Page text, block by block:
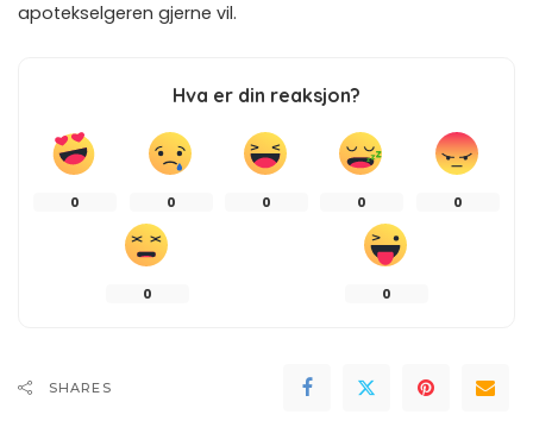
apotekselgeren gjerne vil.
Hva er din reaksjon?
0 0 0 0 0
0 0
SHARES